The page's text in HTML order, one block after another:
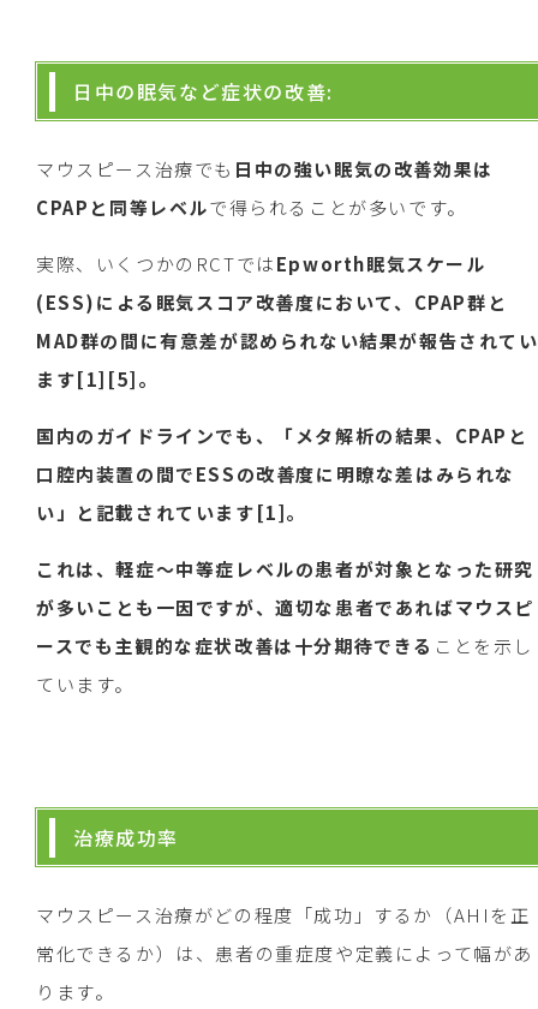
日中の眠気など症状の改善:
マウスピース治療でも 日中の強い眠気の改善効果は
CPAPと同等レベルで得られることが多いです。
実際、いくつかのRCTではEpworth眠気スケール
(ESS)による眠気スコア改善度において、CPAP群と
MAD群の間に有意差が認められない結果が報告されてい
ます[1][5]。
国内のガイドラインでも、「メタ解析の結果、CPAPと
口腔内装置の間でESSの改善度に明瞭な差はみられな
い」と記載されています[1]。
これは、軽症〜中等症レベルの患者が対象となった研究
が多いことも一因ですが、適切な患者であればマウスピ
ースでも主観的な症状改善は十分期待できる ことを示し
ています。
治療成功率
マウスピース治療がどの程度「成功」するか（AHIを正
常化できるか）は、患者の重症度や定義によって幅があ
ります。